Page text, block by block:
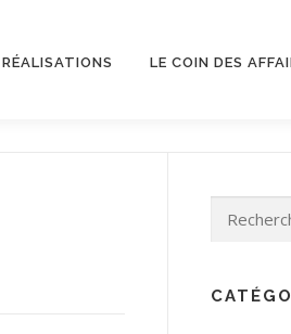
RÉALISATIONS LE COIN DES